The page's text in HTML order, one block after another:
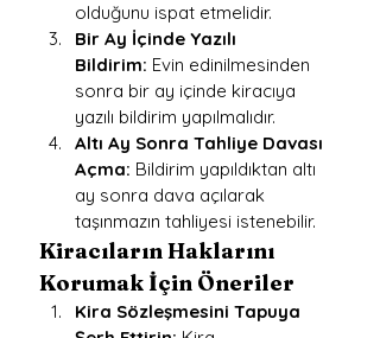
olduğunu ispat etmelidir.
Bir Ay İçinde Yazılı
Bildirim: Evin edinilmesinden
sonra bir ay içinde kiracıya
yazılı bildirim yapılmalıdır.
Altı Ay Sonra Tahliye Davası
Açma: Bildirim yapıldıktan altı
ay sonra dava açılarak
taşınmazın tahliyesi istenebilir.
Kiracıların Haklarını
Korumak İçin Öneriler
Kira Sözleşmesini Tapuya